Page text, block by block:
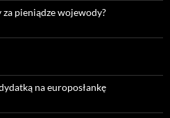
pieniądze wojewody?
na europosłankę